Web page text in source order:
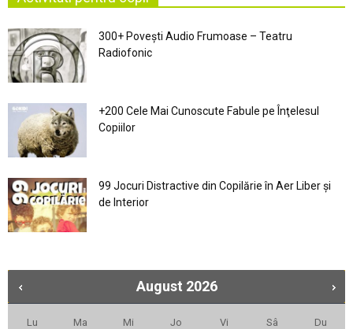
300+ Povești Audio Frumoase – Teatru
Radiofonic
+200 Cele Mai Cunoscute Fabule pe Înţelesul
Copiilor
99 Jocuri Distractive din Copilărie în Aer Liber şi
de Interior
August 2026
Lu Ma Mi Jo Vi Sâ Du